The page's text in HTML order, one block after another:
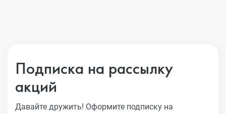
Подписка на рассылку
акций
Давайте дружить! Оформите подписку на